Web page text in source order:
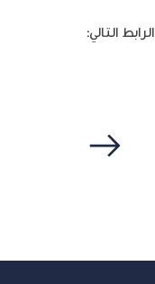
التالي: